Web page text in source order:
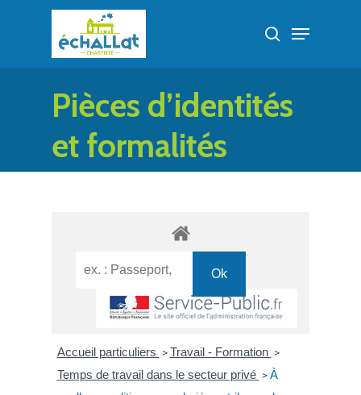
search
Menu
Pièces d’identités
et formalités
Accueil particuliers > Travail - Formation >
Temps de travail dans le secteur privé > À